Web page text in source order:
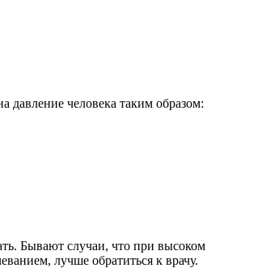
человека таким образом:
Бывают случаи, что при высоком
лучше обратиться к врачу.